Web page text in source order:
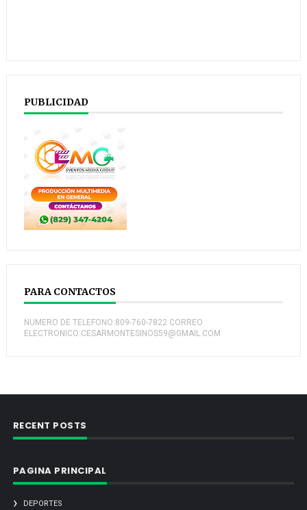
PUBLICIDAD
PARA CONTACTOS
NUMERO DE TELEFONO:809-760-7822 CORREO
ELECTRONICO:CESARMONTESINOS59@GMAIL.COM
RECENT POSTS
PAGINA PRINCIPAL
DEPORTES